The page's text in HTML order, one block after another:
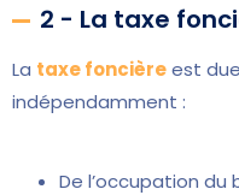
2 - La taxe
La taxe foncièreest
indépendamment :
De l’occupation du